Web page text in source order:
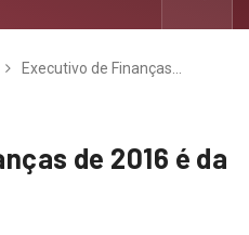
Executivo de Finanças…
de 2016 é da